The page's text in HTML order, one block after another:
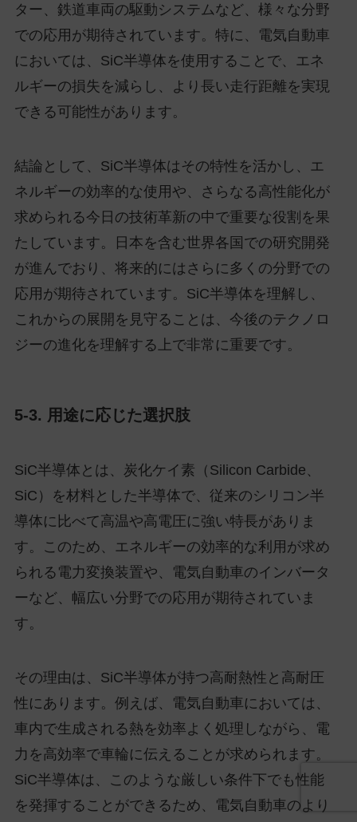
ター、鉄道車両の駆動システムなど、様々な分野
での応用が期待されています。特に、電気自動車
においては、SiC半導体を使用することで、エネ
ルギーの損失を減らし、より長い走行距離を実現
できる可能性があります。
結論として、SiC半導体はその特性を活かし、エ
ネルギーの効率的な使用や、さらなる高性能化が
求められる今日の技術革新の中で重要な役割を果
たしています。日本を含む世界各国での研究開発
が進んでおり、将来的にはさらに多くの分野での
応用が期待されています。SiC半導体を理解し、
これからの展開を見守ることは、今後のテクノロ
ジーの進化を理解する上で非常に重要です。
5-3. 用途に応じた選択肢
SiC半導体とは、炭化ケイ素（Silicon Carbide、
SiC）を材料とした半導体で、従来のシリコン半
導体に比べて高温や高電圧に強い特長がありま
す。このため、エネルギーの効率的な利用が求め
られる電力変換装置や、電気自動車のインバータ
ーなど、幅広い分野での応用が期待されていま
す。
その理由は、SiC半導体が持つ高耐熱性と高耐圧
性にあります。例えば、電気自動車においては、
車内で生成される熱を効率よく処理しながら、電
力を高効率で車輪に伝えることが求められます。
SiC半導体は、このような厳しい条件下でも性能
を発揮することができるため、電気自動車のより